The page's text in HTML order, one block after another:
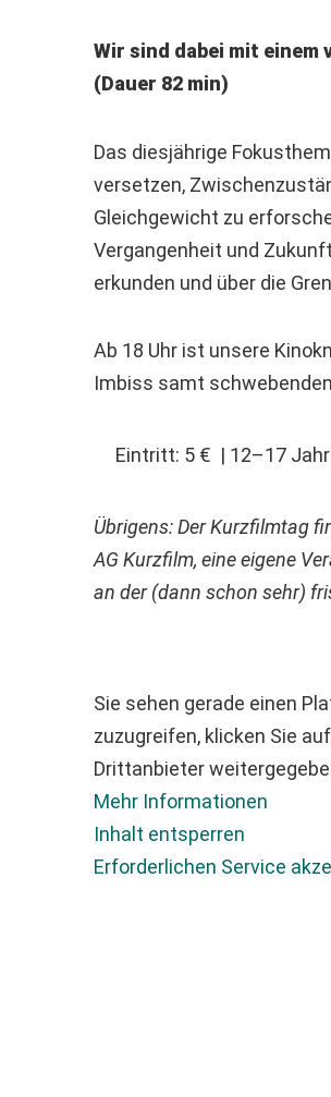
Wir sind dabei mit einem
(Dauer 82 min)
Das diesjährige
versetzen,
Gleichgewicht zu
Vergangenheit und
erkunden und über die
Ab 18 Uhr ist unsere
Imbiss samt
Eintritt: 5 € | 12–17
Übrigens: Der Kurzfilmtag
AG Kurzfilm, eine eigene
an der (dann schon sehr)
Sie sehen gerade einen
zuzugreifen, klicken Sie
Drittanbieter
Mehr Informationen
Inhalt entsperren
Erforderlichen Service